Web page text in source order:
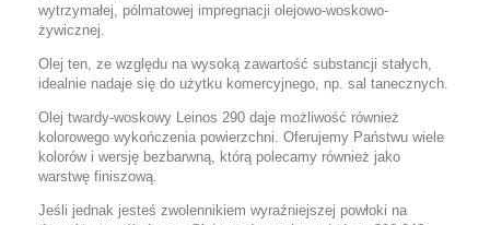
wytrzymałej, pólmatowej impregnacji olejowo-woskowo-
żywicznej.
Olej ten, ze względu na wysoką zawartość substancji stałych,
idealnie nadaje się do użytku komercyjnego, np. sal tanecznych.
Olej twardy-woskowy Leinos 290 daje możliwość również
kolorowego wykończenia powierzchni. Oferujemy Państwu wiele
kolorów i wersję bezbarwną, którą polecamy również jako
warstwę finiszową.
Jeśli jednak jesteś zwolennikiem wyraźniejszej powłoki na